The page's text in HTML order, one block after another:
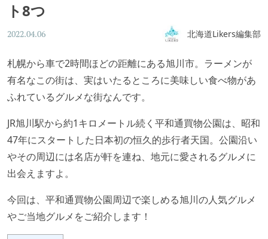
ト8つ
2022.04.06 北海道Likers編集部
札幌から車で2時間ほどの距離にある旭川市。ラーメンが
有名なこの街は、実はいたるところに美味しい食べ物があ
ふれているグルメな街なんです。
JR旭川駅から約1キロメートル続く平和通買物公園は、昭和
47年にスタートした日本初の恒久的歩行者天国。公園沿い
やその周辺には名店が軒を連ね、地元に愛されるグルメに
出会えますよ。
今回は、平和通買物公園周辺で楽しめる旭川の人気グルメ
やご当地グルメをご紹介します！